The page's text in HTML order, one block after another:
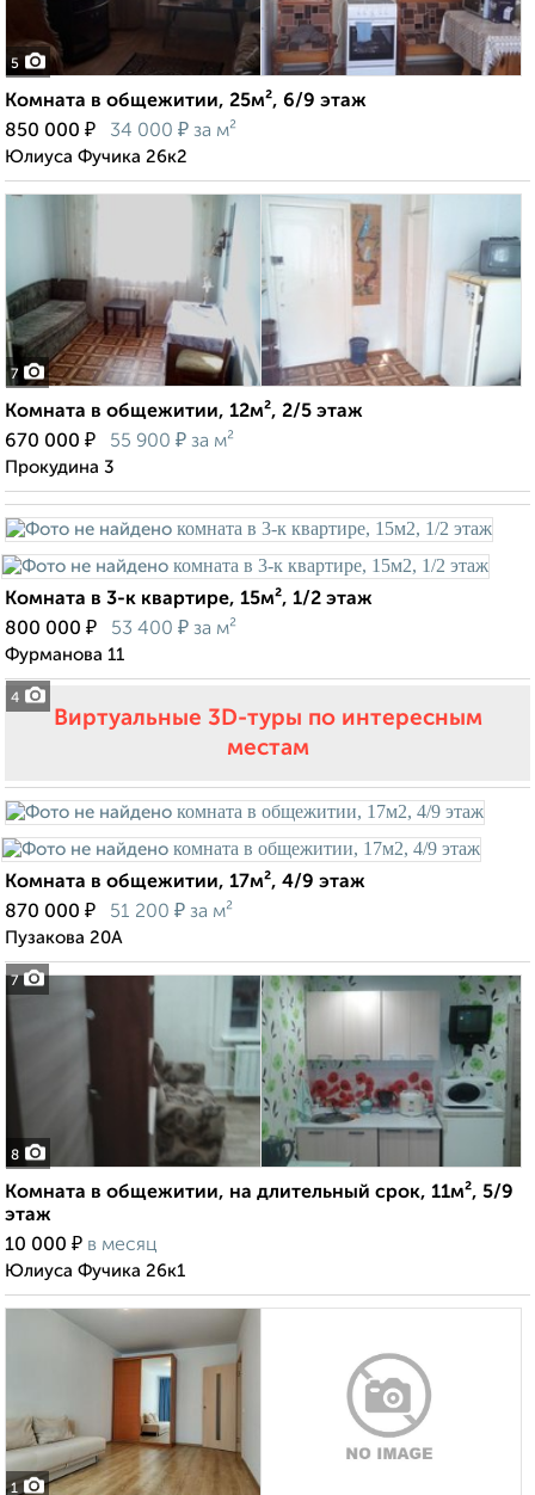
5
Комната в общежитии, 25м², 6/9 этаж
850 000 ₽ 34 000 ₽ за м²
Юлиуса Фучика 26к2
7
Комната в общежитии, 12м², 2/5 этаж
670 000 ₽ 55 900 ₽ за м²
Прокудина 3
4
Комната в 3-к квартире, 15м², 1/2 этаж
800 000 ₽ 53 400 ₽ за м²
Фурманова 11
Виртуальные 3D-туры по интересным
местам
7
Комната в общежитии, 17м², 4/9 этаж
870 000 ₽ 51 200 ₽ за м²
Пузакова 20А
8
Комната в общежитии, на длительный срок, 11м², 5/9
этаж
10 000 ₽ в месяц
Юлиуса Фучика 26к1
1